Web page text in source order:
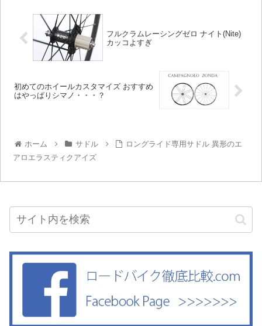
フルクラムレーシングゼロ ナイト(Nite)
カッコよすぎ
初めてのホイールカスタマイズ おすすめ
はやっぱりシマノ・・・？
ホーム サドル
ロングライド専用サドル 異形のエ
アロエラスティクアイズ